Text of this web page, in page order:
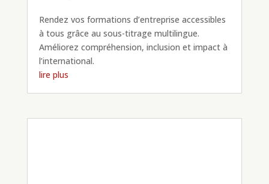
Rendez vos formations d’entreprise accessibles
à tous grâce au sous-titrage multilingue.
Améliorez compréhension, inclusion et impact à
l’international.
lire plus